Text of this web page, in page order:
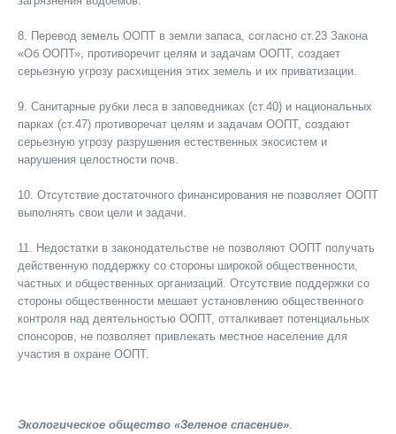
8. Перевод земель ООПТ в земли запаса, согласно ст.23 Закона
«Об ООПТ», противоречит целям и задачам ООПТ, создает
серьезную угрозу расхищения этих земель и их приватизации.
9. Санитарные рубки леса в заповедниках (ст.40) и национальных
парках (ст.47) противоречат целям и задачам ООПТ, создают
серьезную угрозу разрушения естественных экосистем и
нарушения целостности почв.
10. Отсутствие достаточного финансирования не позволяет ООПТ
выполнять свои цели и задачи.
11. Недостатки в законодательстве не позволяют ООПТ получать
действенную поддержку со стороны широкой общественности,
частных и общественных организаций. Отсутствие поддержки со
стороны общественности мешает установлению общественного
контроля над деятельностью ООПТ, отталкивает потенциальных
спонсоров, не позволяет привлекать местное население для
участия в охране ООПТ.
Экологическое общество «Зеленое спасение».